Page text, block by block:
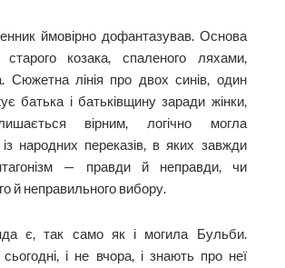
ймовірно дофантазував. Основа
козака, спаленого ляхами,
Сюжетна лінія про двох синів, один
батька і батьківщину заради жінки,
вірним, логічно могла
народних переказів, в яких завжди
— правди й неправди, чи
й неправильного вибору.
є, так само як і могила Бульби.
і не вчора, і знають про неї